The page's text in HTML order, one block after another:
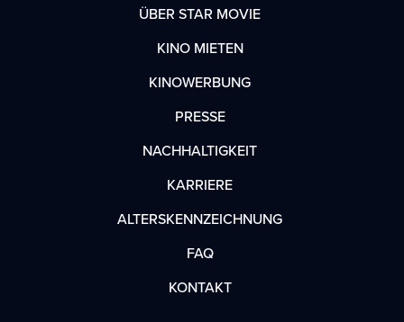
ÜBER STAR MOVIE
KINO MIETEN
KINOWERBUNG
PRESSE
NACHHALTIGKEIT
KARRIERE
ALTERSKENNZEICHNUNG
FAQ
KONTAKT